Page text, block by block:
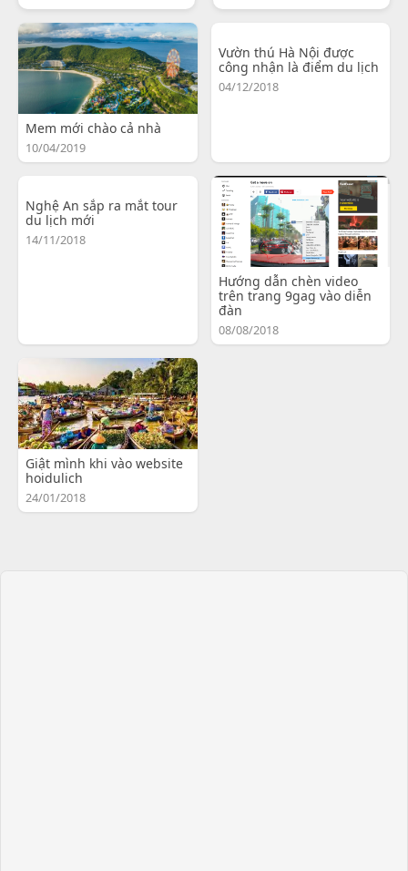
Mem mới chào cả nhà
10/04/2019
Vườn thú Hà Nội được
công nhận là điểm du lịch
04/12/2018
Nghệ An sắp ra mắt tour
du lịch mới
14/11/2018
Hướng dẫn chèn video
trên trang 9gag vào diễn
đàn
08/08/2018
Giật mình khi vào website
hoidulich
24/01/2018